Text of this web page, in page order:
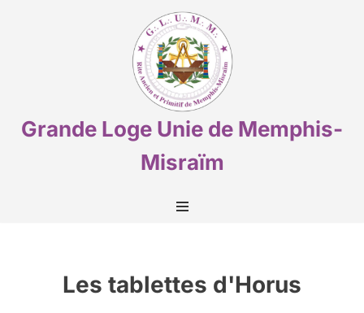
Grande Loge Unie de Memphis-
Misraïm
Les tablettes d'Horus